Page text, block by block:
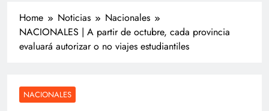
Home Noticias
Nacionales
NACIONALES | A partir de octubre, cada provincia
evaluará autorizar o no viajes estudiantiles
NACIONALES